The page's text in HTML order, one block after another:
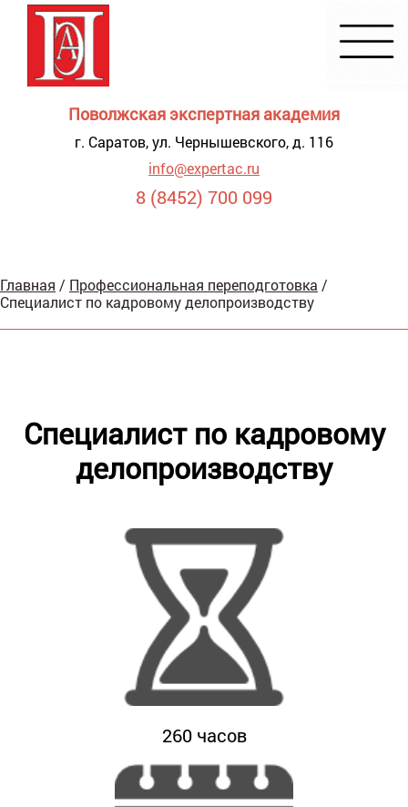
Поволжская экспертная академия
г. Саратов, ул. Чернышевского, д. 116
info@expertac.ru
8 (8452) 700 099
для
Главная / Профессиональная переподготовка /
Специалист по кадровому делопроизводству
Специалист по кадровому
делопроизводству
260 часов